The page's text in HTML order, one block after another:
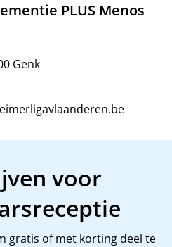
PLUS Menos
Genk
voor
gratis of met korting deel te